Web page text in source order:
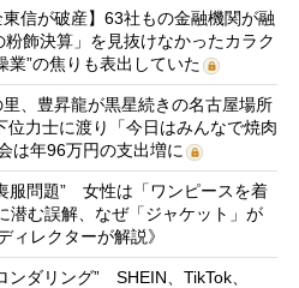
東信が破産】63社もの金融機関が融
飾決算」を見抜けなかったカラク
”の焦りも表出していた
里、豊昇龍が黒星続きの名古屋場所
位力士に渡り「今日はみんなで焼肉
は年96万円の支出増に
服問題” 女性は「ワンピースを着
潜む誤解、なぜ「ジャケット」が
ィレクターが解説》
ンダリング” SHEIN、TikTok、